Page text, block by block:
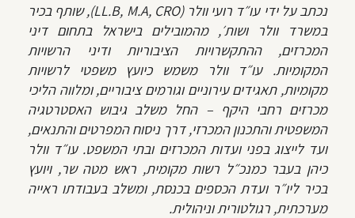
נכתב על ידי עו״ד רועי וולר (LL.B, M.A, CRO), שותף בכיר
במשרד וולר ושות׳, מהמובילים בישראל בתחום דיני
המכרזים, ההתקשרויות הציבוריות ודיני הרשויות
המקומיות. עו״ד וולר משמש כיועץ משפטי לרשויות
מקומיות, תאגידים עירוניים וגורמים ציבוריים, ומלווה הליכי
מכרזים רחבי היקף – החל משלב גיבוש האסטרטגיה
המשפטית והתכנון המכרזי, דרך ניסוח המפרטים והתנאים,
ועד לייצוג בפני ועדות המכרזים ובתי המשפט. עו״ד וולר
כיהן בעבר כמנכ״ל רשות מקומית, ראש מטה שר, ויועץ
בכיר ליו״ר ועדת הכספים בכנסת, ומשלב בעבודתו ראייה
מערכתית, רגולטורית וניהולית.